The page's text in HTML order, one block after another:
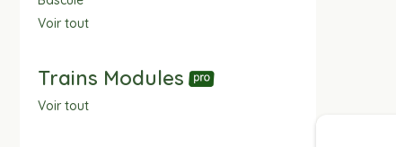
Voir tout
Trains Modules
Voir tout